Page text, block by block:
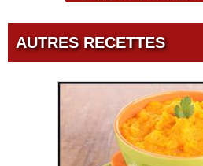
AUTRES RECETTES